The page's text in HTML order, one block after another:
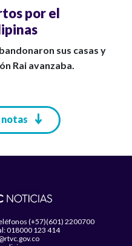
por el
sus casas y
Rai avanzaba.
notas
(+57)(601) 2200700
018000 123 414